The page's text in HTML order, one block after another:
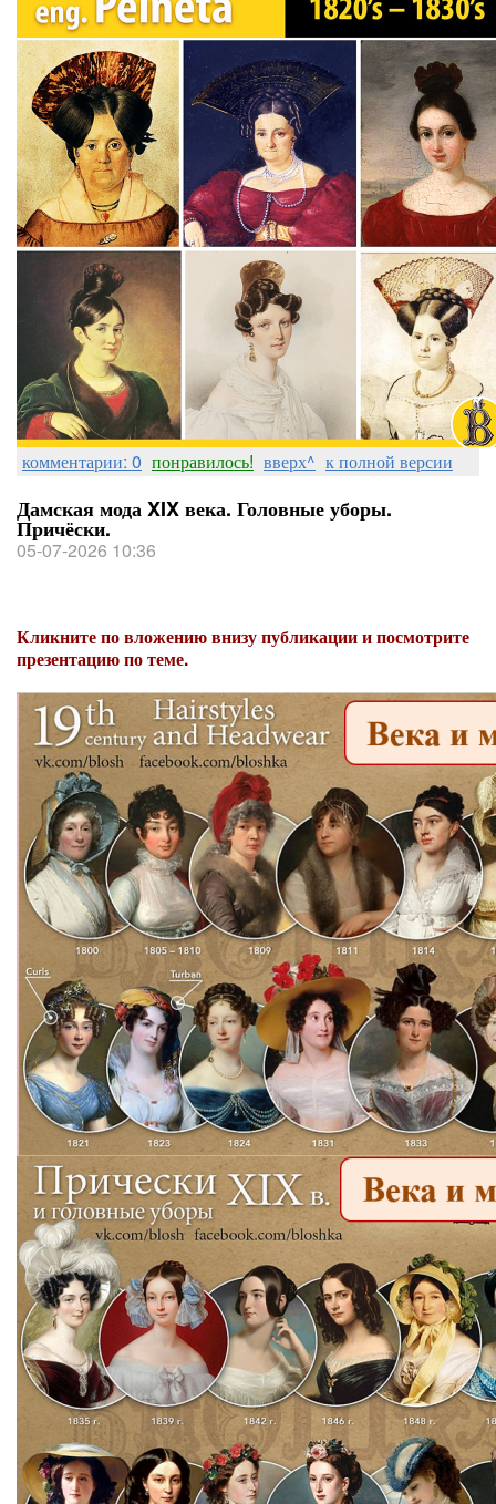
комментарии: 0 понравилось! вверх^ к полной версии
Дамская мода XIX века. Головные уборы.
Причёски.
05-07-2026 10:36
Кликните по вложению внизу публикации и посмотрите
презентацию по теме.